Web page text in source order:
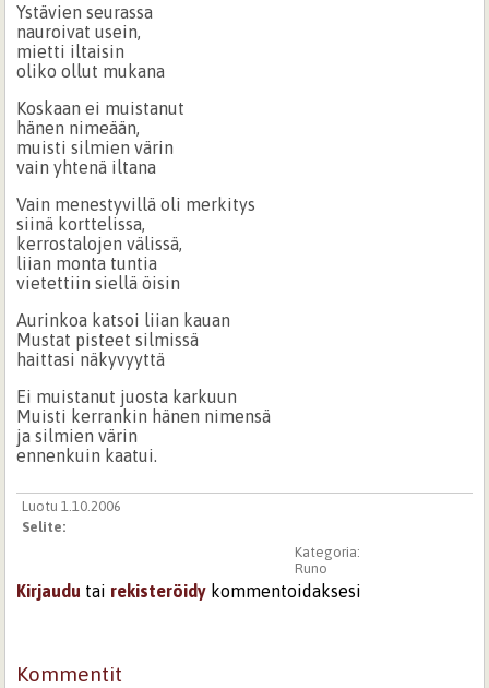
Ystävien seurassa
nauroivat usein,
mietti iltaisin
oliko ollut mukana
Koskaan ei muistanut
hänen nimeään,
muisti silmien värin
vain yhtenä iltana
Vain menestyvillä oli merkitys
siinä korttelissa,
kerrostalojen välissä,
liian monta tuntia
vietettiin siellä öisin
Aurinkoa katsoi liian kauan
Mustat pisteet silmissä
haittasi näkyvyyttä
Ei muistanut juosta karkuun
Muisti kerrankin hänen nimensä
ja silmien värin
ennenkuin kaatui.
Luotu 1.10.2006
Selite:
Kategoria:
Runo
Kirjaudu tai rekisteröidy kommentoidaksesi
Kommentit